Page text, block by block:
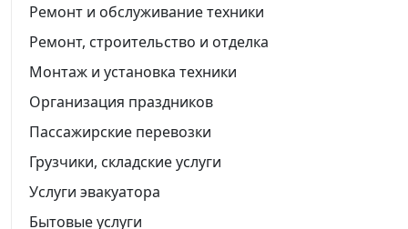
Ремонт и обслуживание техники
Ремонт, строительство и отделка
Монтаж и установка техники
Организация праздников
Пассажирские перевозки
Грузчики, складские услуги
Услуги эвакуатора
Бытовые услуги